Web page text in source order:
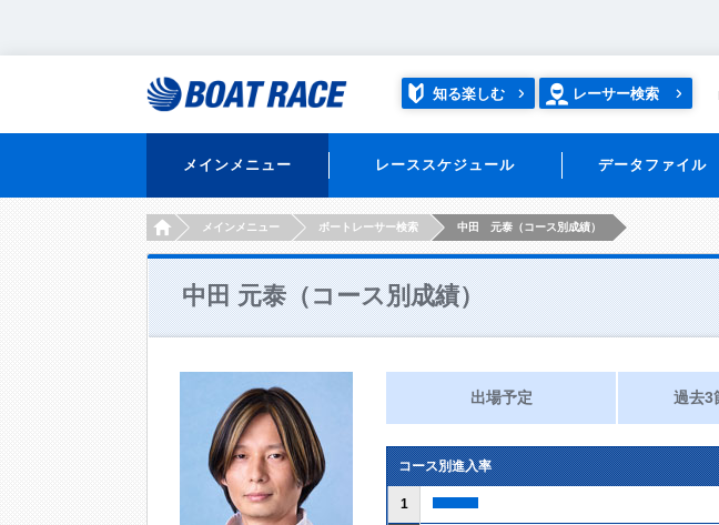
知る楽しむ レーサー検索
メインメニュー レーススケジュール データファイル
HOMEメインメニュー ボートレーサー検索 中田 元泰（コース別成績）
中田 元泰（コース別成績）
出場予定 過去3
コース別進入率
1